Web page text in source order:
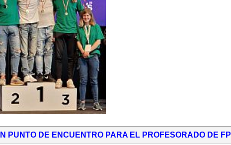
PUNTO DE ENCUENTRO PARA EL PROFESORADO DE FP